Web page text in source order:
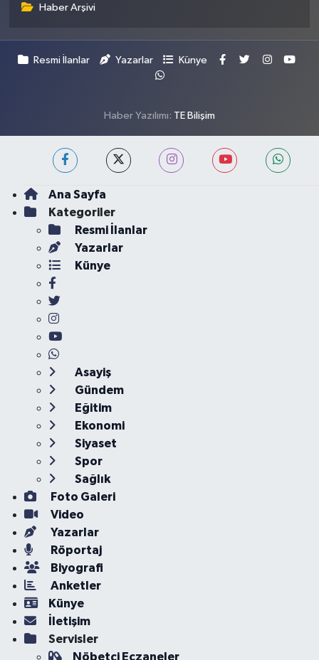
Haber Arşivi
Resmi İlanlar Yazarlar Künye
Haber Yazılımı: TE Bilişim
Ana Sayfa
Kategoriler
Resmi İlanlar
Yazarlar
Künye
Asayiş
Gündem
Eğitim
Ekonomi
Siyaset
Spor
Sağlık
Foto Galeri
Video
Yazarlar
Röportaj
Biyografi
Anketler
Künye
İletişim
Servisler
Nöbetçi Eczaneler